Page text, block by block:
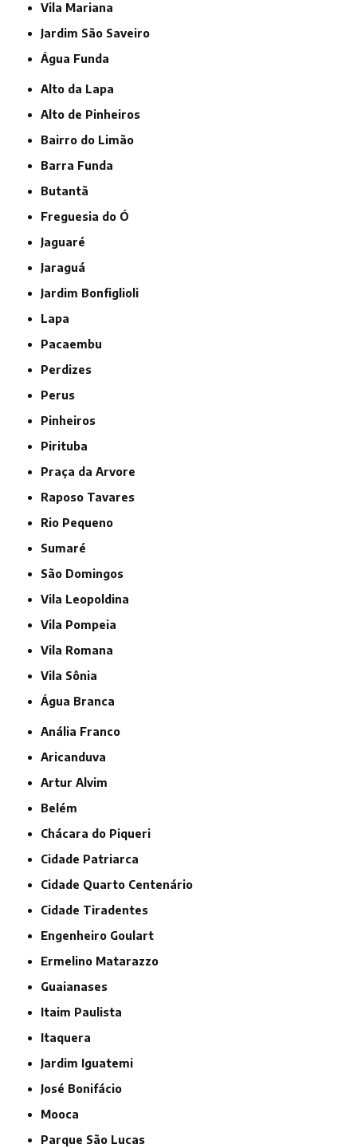
Vila Mariana
jardim São Saveiro
Água Funda
Alto da Lapa
Alto de Pinheiros
Bairro do Limão
Barra Funda
Butantã
Freguesia do Ó
Jaguaré
Jaraguá
Jardim Bonfiglioli
Lapa
Pacaembu
Perdizes
Perus
Pinheiros
Pirituba
Praça da Arvore
Raposo Tavares
Rio Pequeno
Sumaré
São Domingos
Vila Leopoldina
Vila Pompeia
Vila Romana
Vila Sônia
Água Branca
Anália Franco
Aricanduva
Artur Alvim
Belém
Chácara do Piqueri
Cidade Patriarca
Cidade Quarto Centenário
Cidade Tiradentes
Engenheiro Goulart
Ermelino Matarazzo
Guaianases
Itaim Paulista
Itaquera
Jardim Iguatemi
José Bonifácio
Mooca
Parque São Lucas